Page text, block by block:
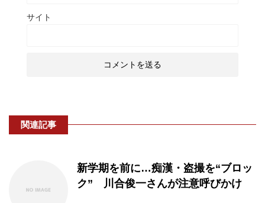
サイト
関連記事
新学期を前に…痴漢・盗撮を“ブロッ
ク” 川合俊一さんが注意呼びかけ